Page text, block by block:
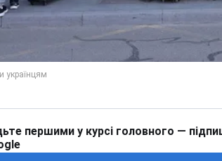
першими у курсі головного —